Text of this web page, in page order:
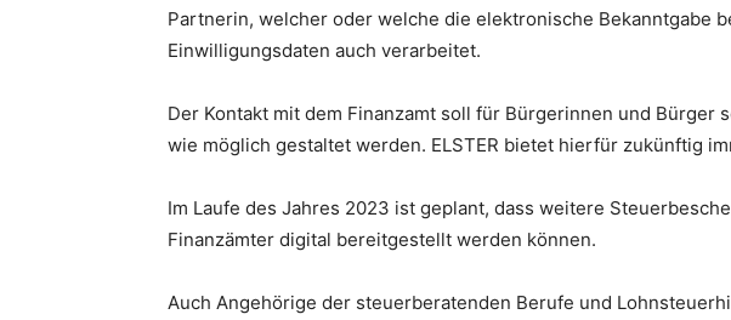
Partnerin, welcher oder welche die elektronische Bekanntgabe
Einwilligungsdaten auch verarbeitet.
Der Kontakt mit dem Finanzamt soll für Bürgerinnen und Bürger
wie möglich gestaltet werden. ELSTER bietet hierfür zukünftig
Im Laufe des Jahres 2023 ist geplant, dass weitere
Finanzämter digital bereitgestellt werden können.
Auch Angehörige der steuerberatenden Berufe und